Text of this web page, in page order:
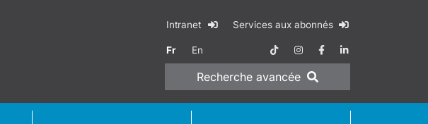
Intranet Services aux abonnés
Fr En
Recherche avancée